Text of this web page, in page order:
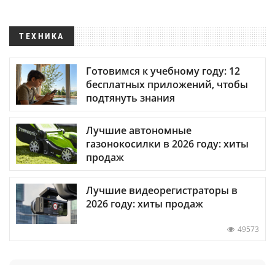
ТЕХНИКА
Готовимся к учебному году: 12
бесплатных приложений, чтобы
подтянуть знания
Лучшие автономные
газонокосилки в 2026 году: хиты
продаж
Лучшие видеорегистраторы в
2026 году: хиты продаж
49573